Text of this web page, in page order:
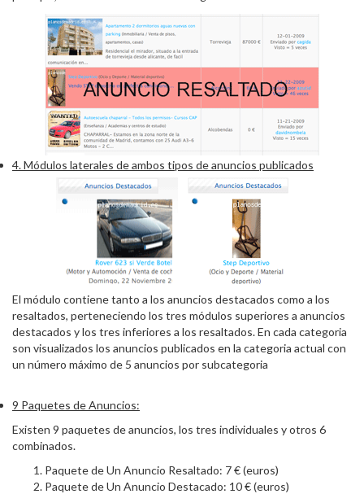
4. Módulos laterales de ambos tipos de anuncios publicados
El módulo contiene tanto a los anuncios destacados como a los
resaltados, perteneciendo los tres módulos superiores a anuncios
destacados y los tres inferiores a los resaltados. En cada categoria
son visualizados los anuncios publicados en la categoria actual con
un número máximo de 5 anuncios por subcategoria
9 Paquetes de Anuncios:
Existen 9 paquetes de anuncios, los tres individuales y otros 6
combinados.
Paquete de Un Anuncio Resaltado: 7 € (euros)
Paquete de Un Anuncio Destacado: 10 € (euros)